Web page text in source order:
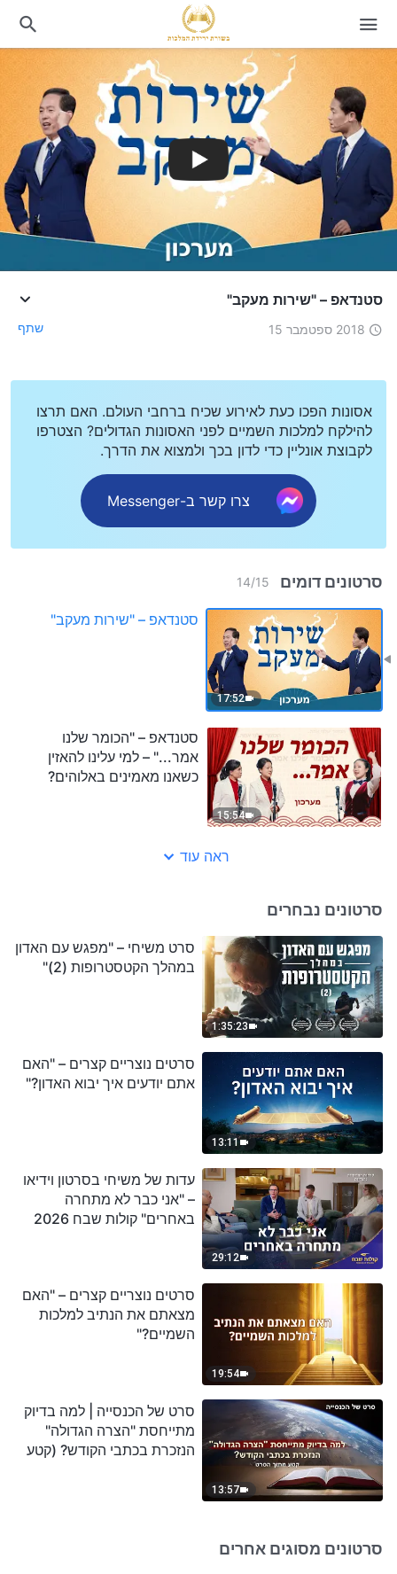
סטנדאפ – "שירות מעקב"
2018 ספטמבר 15 שתף
אסונות הפכו כעת לאירוע שכיח ברחבי העולם. האם תרצו
להילקח למלכות השמיים לפני האסונות הגדולים? הצטרפו
לקבוצת אונליין כדי לדון בכך ולמצוא את הדרך.
צרו קשר ב-Messenger
סרטונים דומים 14/15
17:52
סטנדאפ – "שירות מעקב"
15:54
סטנדאפ – "הכומר שלנו
אמר..." – למי עלינו להאזין
כשאנו מאמינים באלוהים?
ראה עוד
סרטונים נבחרים
1:35:23
סרט משיחי – "מפגש עם האדון
במהלך הקטסטרופות (2)"
13:11
סרטים נוצריים קצרים – "האם
אתם יודעים איך יבוא האדון?"
29:12
עדות של משיחי בסרטון וידיאו
– "אני כבר לא מתחרה
באחרים" קולות שבח 2026
19:54
סרטים נוצריים קצרים – "האם
מצאתם את הנתיב למלכות
השמיים?"
13:57
סרט של הכנסייה | למה בדיוק
מתייחסת "הצרה הגדולה"
הנזכרת בכתבי הקודש? (קטע
סרטונים מסוגים אחרים